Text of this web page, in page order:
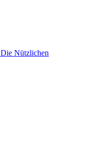
Die Nützlichen